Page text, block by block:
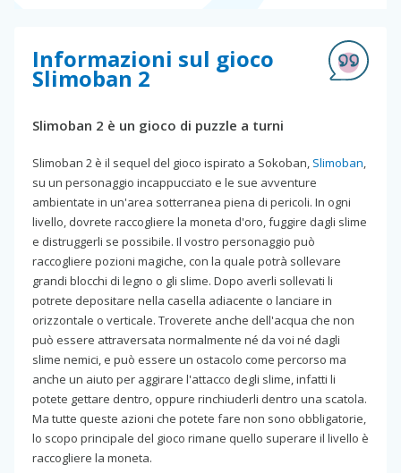
Informazioni sul gioco
Slimoban 2
Slimoban 2 è un gioco di puzzle a turni
Slimoban 2 è il sequel del gioco ispirato a Sokoban, Slimoban,
su un personaggio incappucciato e le sue avventure
ambientate in un'area sotterranea piena di pericoli. In ogni
livello, dovrete raccogliere la moneta d'oro, fuggire dagli slime
e distruggerli se possibile. Il vostro personaggio può
raccogliere pozioni magiche, con la quale potrà sollevare
grandi blocchi di legno o gli slime. Dopo averli sollevati li
potrete depositare nella casella adiacente o lanciare in
orizzontale o verticale. Troverete anche dell'acqua che non
può essere attraversata normalmente né da voi né dagli
slime nemici, e può essere un ostacolo come percorso ma
anche un aiuto per aggirare l'attacco degli slime, infatti li
potete gettare dentro, oppure rinchiuderli dentro una scatola.
Ma tutte queste azioni che potete fare non sono obbligatorie,
lo scopo principale del gioco rimane quello superare il livello è
raccogliere la moneta.